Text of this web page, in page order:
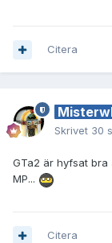
Citera
Skrivet 30
GTa2 är hyfsat bra
MP...
Citera